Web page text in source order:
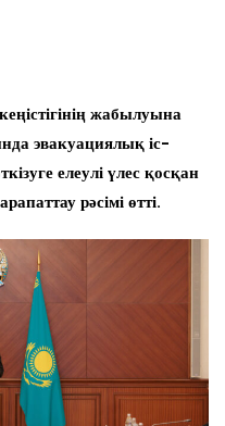
жабылуына
эвакуациялық іс-
елеулі үлес қосқан
рәсімі өтті.